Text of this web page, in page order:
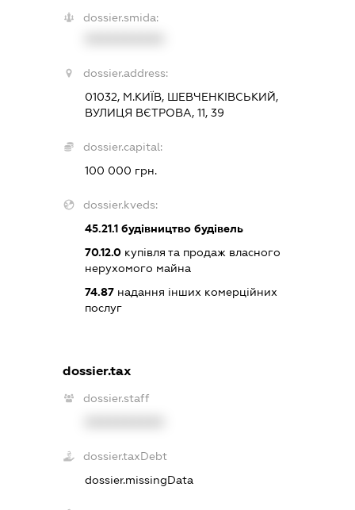
dossier.smida:
dossier.address:
01032, М.КИЇВ, ШЕВЧЕНКІВСЬКИЙ,
ВУЛИЦЯ ВЄТРОВА, 11, 39
dossier.capital:
100 000 грн.
dossier.kveds:
45.21.1 будівництво будівель
70.12.0 купівля та продаж власного
нерухомого майна
74.87 надання інших комерційних
послуг
dossier.tax
dossier.staff
dossier.taxDebt
dossier.missingData